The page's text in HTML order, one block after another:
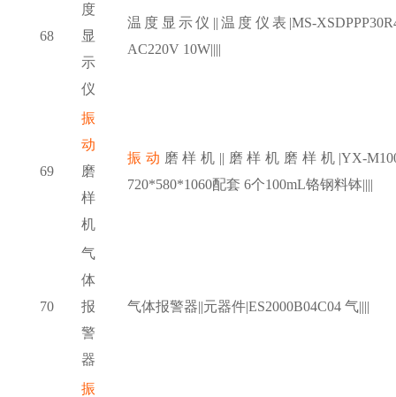
68
度
显
示
仪
温度显示仪 ||温度仪表|MS-
AC220V 10W||||
69
振
动
磨
样
机
振动 磨样机 ||磨样机磨样机|YX-
720*580*1060配套 6个100mL铬钢料钵||||
70
气
体
报
警
器
气体报警器||元器件|ES2000B04C04 气||||
振